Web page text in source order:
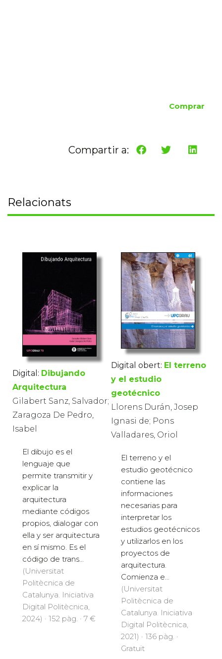
Comprar
Compartir a:
Relacionats
Digital: Dibujando
Arquitectura
Gilabert Sanz, Salvador;
Zaragoza De Pedro,
Isabel
El dibujo es el
lenguaje que
permite transmitir y
explicar la
arquitectura
mediante códigos
propios, dialogar con
ella y ser arquitectura
en sí mismo. Es el
código de trans...
(Universitat
Politècnica de
Catalunya. Iniciativa
Digital Politècnica,
2024) · 152 pàg. · 7 €
Digital obert: El terreno
y el estudio
geotécnico
Llorens Durán, Josep
Ignasi de; Pons
Valladares, Oriol
El terreno y el
estudio geotécnico
contiene las
informaciones
necesarias para
interpretar los
estudios geotécnicos
y utilizarlos en los
proyectos de
arquitectura.
Comienza e...
(Universitat
Politècnica de
Catalunya. Iniciativa
Digital Politècnica,
2021) · 136 pàg. ·
Gratuït